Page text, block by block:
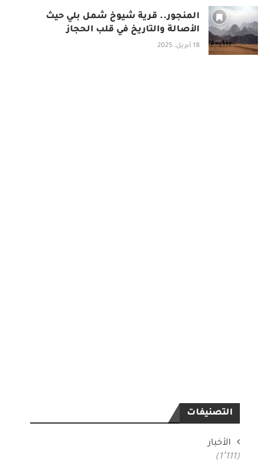
المنجور.. قرية شيوخ شمل بلي حيث
الأصالة والتاريخ في قلب الحجاز
18 أبريل، 2025
التصنيفات
الأخبار
(1٬111)